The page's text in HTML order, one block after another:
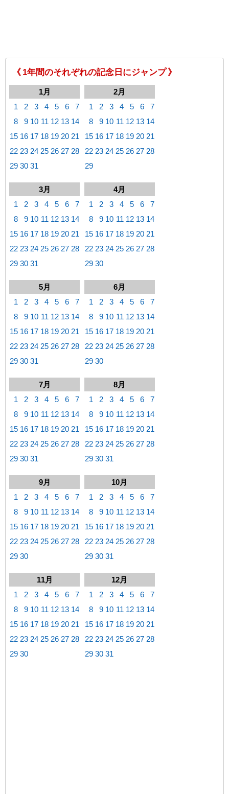
《 1年間のそれぞれの記念日にジャンプ 》
1月
1
2 3 4 5 6
7
8
9 10 11 12 13 14
15 16 17 18 19 20 21
22 23 24 25 26 27 28
29 30 31
2月
1
2 3 4 5 6
7
8
9 10 11 12 13 14
15 16 17 18 19 20 21
22 23 24 25 26 27 28
29
3月
1
2 3 4 5 6
7
8
9 10 11 12 13 14
15 16 17 18 19 20 21
22 23 24 25 26 27 28
29 30 31
4月
1
2 3 4 5 6
7
8
9 10 11 12 13 14
15 16 17 18 19 20 21
22 23 24 25 26 27 28
29 30
5月
1
2 3 4 5 6
7
8
9 10 11 12 13 14
15 16 17 18 19 20 21
22 23 24 25 26 27 28
29 30 31
6月
1
2 3 4 5 6
7
8
9 10 11 12 13 14
15 16 17 18 19 20 21
22 23 24 25 26 27 28
29 30
7月
1
2 3 4 5 6
7
8
9 10 11 12 13 14
15 16 17 18 19 20 21
22 23 24 25 26 27 28
29 30 31
8月
1
2 3 4 5 6
7
8
9 10 11 12 13 14
15 16 17 18 19 20 21
22 23 24 25 26 27 28
29 30 31
9月
1
2 3 4 5 6
7
8
9 10 11 12 13 14
15 16 17 18 19 20 21
22 23 24 25 26 27 28
29 30
10月
1
2 3 4 5 6
7
8
9 10 11 12 13 14
15 16 17 18 19 20 21
22 23 24 25 26 27 28
29 30 31
11月
1
2 3 4 5 6
7
8
9 10 11 12 13 14
15 16 17 18 19 20 21
22 23 24 25 26 27 28
29 30
12月
1
2 3 4 5 6
7
8
9 10 11 12 13 14
15 16 17 18 19 20 21
22 23 24 25 26 27 28
29 30 31